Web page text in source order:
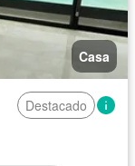
Casa
Destacado